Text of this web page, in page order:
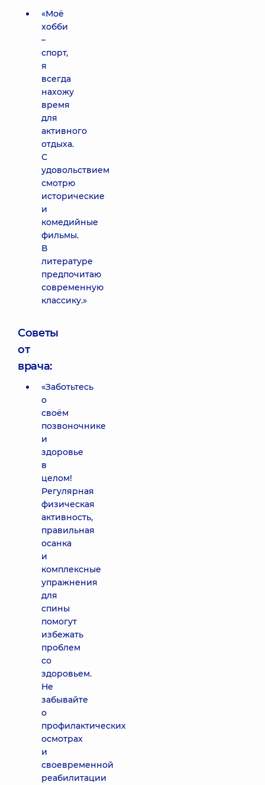
«Моё
хобби
–
спорт,
я
всегда
нахожу
время
для
активного
отдыха.
С
удовольствием
смотрю
исторические
и
комедийные
фильмы.
В
литературе
предпочитаю
современную
классику.»
Советы
от
врача:
«Заботьтесь
о
своём
позвоночнике
и
здоровье
в
целом!
Регулярная
физическая
активность,
правильная
осанка
и
комплексные
упражнения
для
спины
помогут
избежать
проблем
со
здоровьем.
Не
забывайте
о
профилактических
осмотрах
и
своевременной
реабилитации